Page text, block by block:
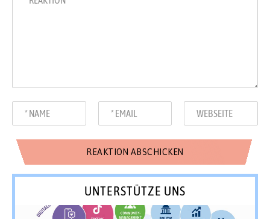
UNTERSTÜTZE UNS